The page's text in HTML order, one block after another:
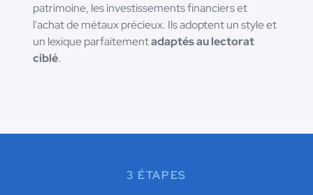
patrimoine, les investissements financiers et
l'achat de métaux précieux. Ils adoptent un style et
un lexique parfaitementadaptés au lectorat
ciblé.
3 ÉTAPES